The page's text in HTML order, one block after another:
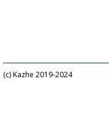
(c) Kazhe 2019-2024